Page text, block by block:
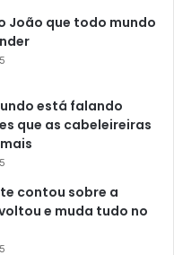
João que todo mundo
está falando
que as cabeleireiras
contou sobre a
e muda tudo no